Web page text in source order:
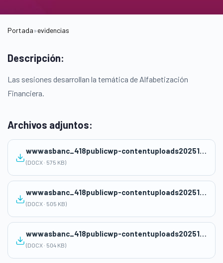
Portada»evidencias
Descripción:
Las sesiones desarrollan la temática de Alfabetización
Financiera.
Archivos adjuntos:
wwwasbanc_418publicwp-contentuploads2025102o_SA_22_Reconociendo-nuestras-decisiones-financieras_ADAMA.docx
(DOCX · 575 KB)
wwwasbanc_418publicwp-contentuploads2025102o_SA_23_Identificando-en-mi-escuela-o-comunidad-el-problema-financiero-y-su-impacto_ADAMA.docx
(DOCX · 505 KB)
wwwasbanc_418publicwp-contentuploads2025102o_SA_24_Manejo-de-emociones-al-tomar-decisiones-entre-gastos-e-inversion_ADAMA.docx
(DOCX · 504 KB)